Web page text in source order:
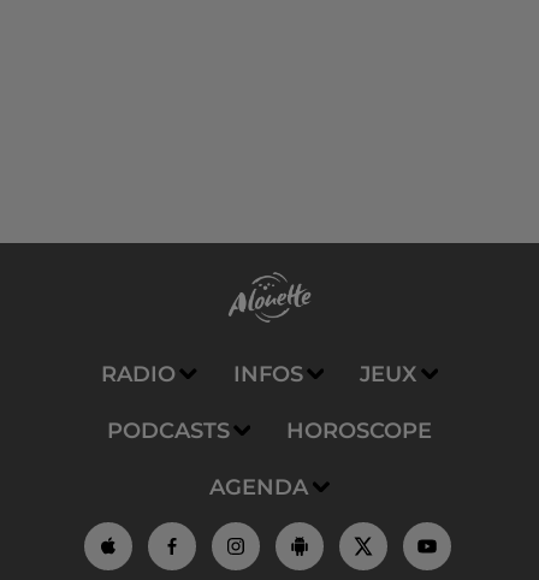
RADIO INFOS JEUX
PODCASTS HOROSCOPE
AGENDA